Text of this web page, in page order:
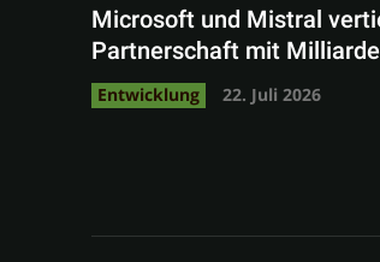
Microsoft und Mistral
Partnerschaft mit
Entwicklung 22. Juli 2026